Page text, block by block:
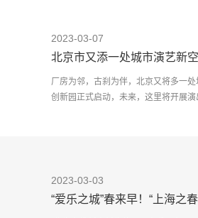
2023-03-07
北京市又添一处城市演艺新
厂房为邻，古刹为伴，北京又将多一
创新园正式启动，未来，这里将开展
2023-03-03
“爱乐之城”春来早！“上海之